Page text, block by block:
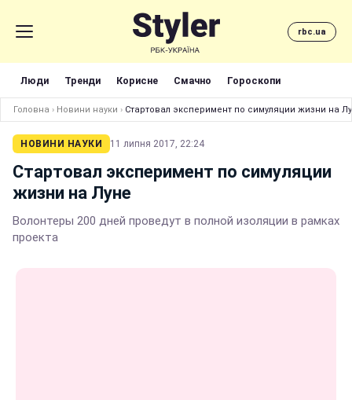
rbc.ua
Люди Тренди Корисне Смачно Гороскопи
Головна › Новини науки › Стартовал эксперимент по симуляции жизни на
НОВИНИ НАУКИ 11 липня 2017, 22:24
Стартовал эксперимент по симуляции
жизни на Луне
Волонтеры 200 дней проведут в полной изоляции в рамках
проекта